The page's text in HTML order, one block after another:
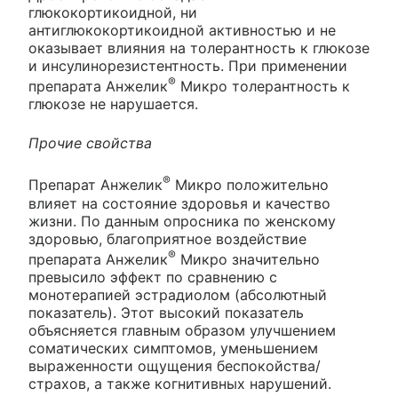
глюкокортикоидной, ни
антиглюкокортикоидной активностью и не
оказывает влияния на толерантность к глюкозе
и инсулинорезистентность. При применении
препарата Анжелик® Микро толерантность к
глюкозе не нарушается.
Прочие свойства
Препарат Анжелик® Микро положительно
влияет на состояние здоровья и качество
жизни. По данным опросника по женскому
здоровью, благоприятное воздействие
препарата Анжелик® Микро значительно
превысило эффект по сравнению с
монотерапией эстрадиолом (абсолютный
показатель). Этот высокий показатель
объясняется главным образом улучшением
соматических симптомов, уменьшением
выраженности ощущения беспокойства/
страхов, а также когнитивных нарушений.